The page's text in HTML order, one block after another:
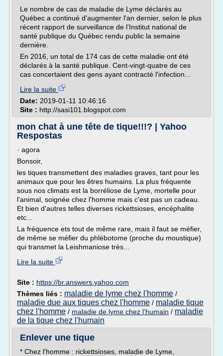
Le nombre de cas de maladie de Lyme déclarés au
Québec a continué d'augmenter l'an dernier, selon le plus
récent rapport de surveillance de l'Institut national de
santé publique du Québec rendu public la semaine
dernière.
En 2016, un total de 174 cas de cette maladie ont été
déclarés à la santé publique. Cent-vingt-quatre de ces
cas concertaient des gens ayant contracté l'infection...
Lire la suite
Date: 2019-01-11 10:46:16
Site : http://sasi101.blogspot.com
mon chat à une tête de tique!!!? | Yahoo
Respostas
· agora
Bonsoir,
les tiques transmettent des maladies graves, tant pour les
animaux que pour les êtres humains. La plus fréquente
sous nos climats est la borréliose de Lyme, mortelle pour
l'animal, soignée chez l'homme mais c'est pas un cadeau.
Et bien d'autres telles diverses rickettsioses, encéphalite
etc...
La fréquence ets tout de même rare, mais il faut se méfier,
de même se méfier du phlébotome (proche du moustique)
qui transmet la Leishmaniose très...
Lire la suite
Site : https://br.answers.yahoo.com
Thèmes liés : maladie de lyme chez l'homme /
maladie due aux tiques chez l'homme / maladie tique
chez l'homme / maladie de lyme chez l'humain / maladie
de la tique chez l'humain
Enlever une tique
* Chez l'homme : rickettsioses, maladie de Lyme,